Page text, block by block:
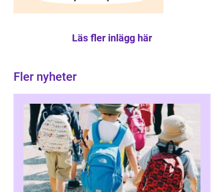
Läs fler inlägg här
Fler nyheter